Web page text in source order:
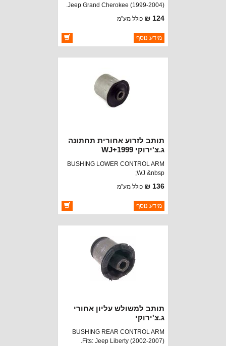
Jeep Grand Cherokee (1999-2004).
124 ₪ כולל מע"מ
ברקוד: 52088214
יצרן:OAKMAN OFFROAD
מידע נוסף
תותב לזרוע אחורית תחתונה
ג.צ'ירוקי 1999+WJ
BUSHING LOWER CONTROL ARM
WJ &nbsp;
136 ₪ כולל מע"מ
ברקוד: 52088220
יצרן:OAKMAN OFFROAD
מידע נוסף
תותב למשולש עליון אחורי
ג.צ'ירוקי
BUSHING REAR CONTROL ARM
Fits: Jeep Liberty (2002-2007).